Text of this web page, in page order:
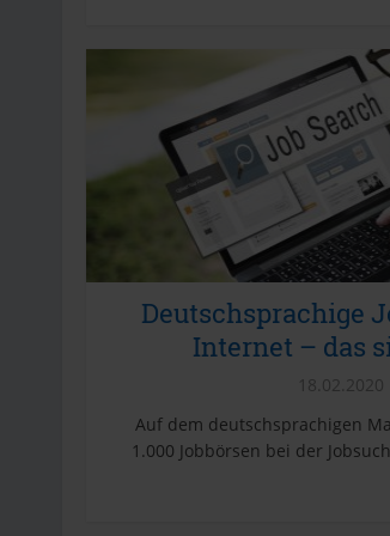
Deutschsprachige
Internet – das
18.02.2020
Auf dem deutschsprachigen
1.000 Jobbörsen bei der